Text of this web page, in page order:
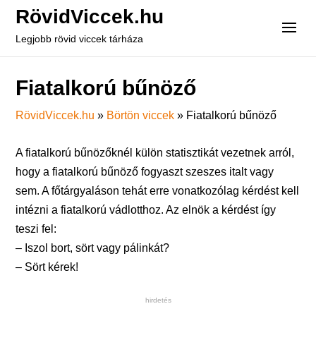
RövidViccek.hu
Legjobb rövid viccek tárháza
Fiatalkorú bűnöző
RövidViccek.hu » Börtön viccek » Fiatalkorú bűnöző
A fiatalkorú bűnözőknél külön statisztikát vezetnek arról,
hogy a fiatalkorú bűnöző fogyaszt szeszes italt vagy
sem. A főtárgyaláson tehát erre vonatkozólag kérdést kell
intézni a fiatalkorú vádlotthoz. Az elnök a kérdést így
teszi fel:
– Iszol bort, sört vagy pálinkát?
– Sört kérek!
hirdetés